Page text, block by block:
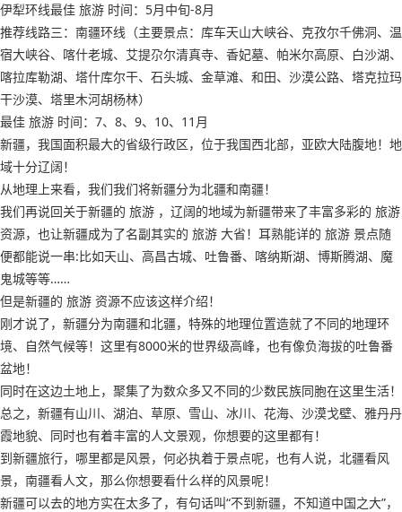
伊犁环线最佳 旅游 时间：5月中旬-8月
推荐线路三：南疆环线（主要景点：库车天山大峡谷、克孜尔千佛洞、温
宿大峡谷、喀什老城、艾提尕尔清真寺、香妃墓、帕米尔高原、白沙湖、
喀拉库勒湖、塔什库尔干、石头城、金草滩、和田、沙漠公路、塔克拉玛
干沙漠、塔里木河胡杨林）
最佳 旅游 时间：7、8、9、10、11月
新疆，我国面积最大的省级行政区，位于我国西北部，亚欧大陆腹地！地
域十分辽阔！
从地理上来看，我们我们将新疆分为北疆和南疆！
我们再说回关于新疆的 旅游 ，辽阔的地域为新疆带来了丰富多彩的 旅游
资源，也让新疆成为了名副其实的 旅游 大省！耳熟能详的 旅游 景点随
便都能说一串:比如天山、高昌古城、吐鲁番、喀纳斯湖、博斯腾湖、魔
鬼城等等……
但是新疆的 旅游 资源不应该这样介绍！
刚才说了，新疆分为南疆和北疆，特殊的地理位置造就了不同的地理环
境、自然气候等！这里有8000米的世界级高峰，也有像负海拔的吐鲁番
盆地！
同时在这边土地上，聚集了为数众多又不同的少数民族同胞在这里生活！
总之，新疆有山川、湖泊、草原、雪山、冰川、花海、沙漠戈壁、雅丹丹
霞地貌、同时也有着丰富的人文景观，你想要的这里都有！
到新疆旅行，哪里都是风景，何必执着于景点呢，也有人说，北疆看风
景，南疆看人文，那么你想要看什么样的风景呢！
新疆可以去的地方实在太多了，有句话叫“不到新疆，不知道中国之大”，